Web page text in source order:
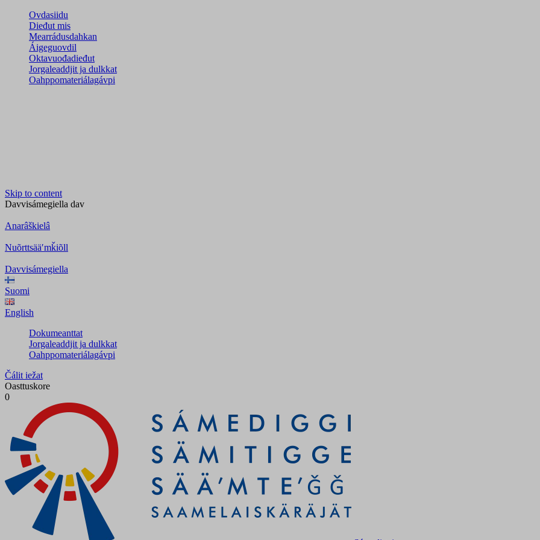
Ovdasiidu
Dieđut mis
Mearrádusdahkan
Áigeguovdil
Oktavuođadieđut
Jorgaleaddjit ja dulkkat
Oahppomateriálagávpi
Skip to content
Davvisámegiella dav
Anarâškielâ
Nuõrttsääʹmǩiõll
Davvisámegiella
Suomi
English
Dokumeanttat
Jorgaleaddjit ja dulkkat
Oahppomateriálagávpi
Čálit iežat
Oasttuskore
0